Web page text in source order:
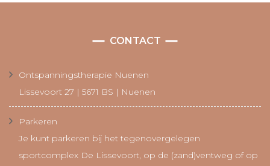
CONTACT
Ontspanningstherapie Nuenen
Lissevoort 27 | 5671 BS | Nuenen
Parkeren
Je kunt parkeren bij het tegenovergelegen
sportcomplex De Lissevoort, op de (zand)ventweg of op